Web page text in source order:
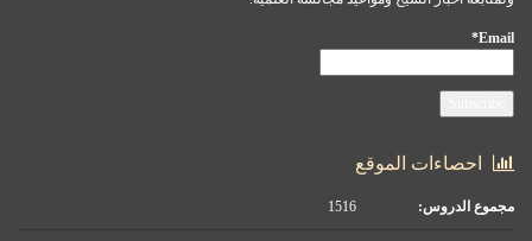
Email*
احصاءات الموقع
مجموع الدروس: